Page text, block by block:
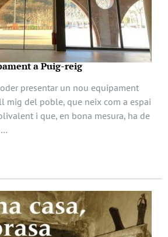
a Puig-reig
presentar un nou equipament
mig del poble, que neix com a espai
i que, en bona mesura, ha de
…